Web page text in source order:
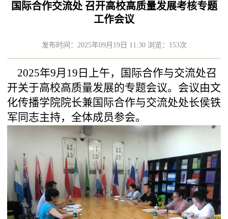
国际合作交流处 召开高校高质量发展考核专题
工作会议
发布时间：2025年09月19日 11:30 浏览： 153次
2025年9月19日上午，国际合作与交流处召
开关于高校高质量发展的专题会议。会议由文
化传播学院院长兼国际合作与交流处处长侯铁
军同志主持，全体成员参会。